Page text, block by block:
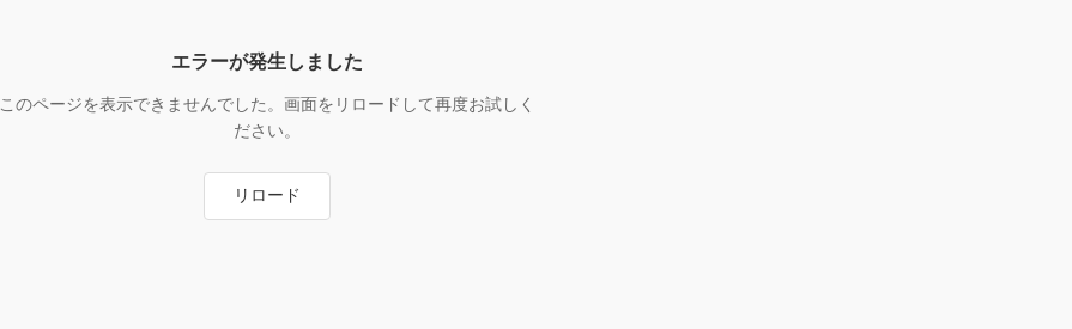
エラーが発生しました
このページを表示できませんでした。画面をリロードして再度お試しく
ださい。
リロード